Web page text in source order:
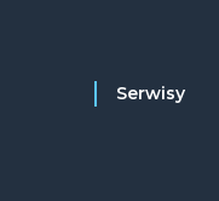
Serwisy